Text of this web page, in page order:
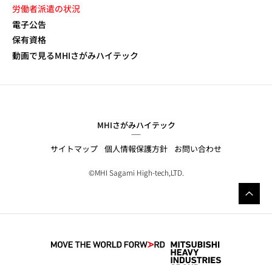
労働者派遣の状況
電子公告
保有資格
動画で見るMHIさがみハイテック
MHIさがみハイテック
サイトマップ 個人情報保護方針 お問い合わせ
©MHI Sagami High-tech,LTD.